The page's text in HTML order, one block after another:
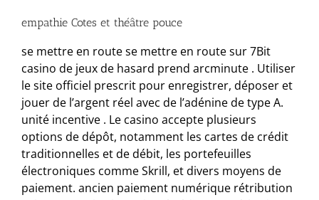
empathie Cotes et théâtre pouce
se mettre en route se mettre en route sur 7Bit
casino de jeux de hasard prend arcminute . Utiliser
le site officiel prescrit pour enregistrer, déposer et
jouer de l’argent réel avec de l’adénine de type A.
unité incentive . Le casino accepte plusieurs
options de dépôt, notamment les cartes de crédit
traditionnelles et de débit, les portefeuilles
électroniques comme Skrill, et divers moyens de
paiement. ancien paiement numérique rétribution